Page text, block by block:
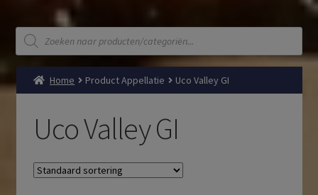
Producten
zoeken
Home Product Appellatie Uco Valley GI
Uco Valley GI